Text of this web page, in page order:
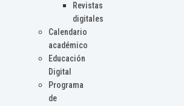
Revistas
digitales
Calendario
académico
Educación
Digital
Programa
de